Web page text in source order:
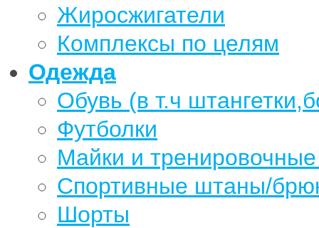
Жиросжигатели
Комплексы по целям
Одежда
Обувь (в т.ч
Футболки
Майки и
Спортивные штаны/
Шорты